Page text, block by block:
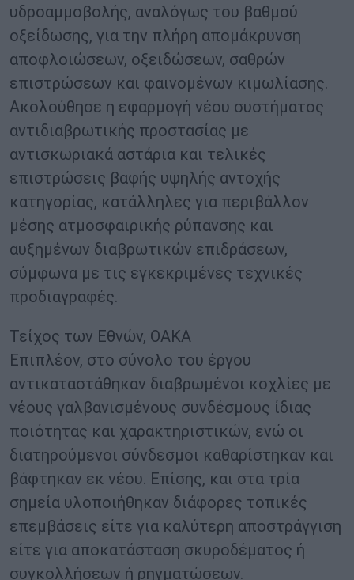
υδροαμμοβολής, αναλόγως του βαθμού
οξείδωσης, για την πλήρη απομάκρυνση
αποφλοιώσεων, οξειδώσεων, σαθρών
επιστρώσεων και φαινομένων κιμωλίασης.
Ακολούθησε η εφαρμογή νέου συστήματος
αντιδιαβρωτικής προστασίας με
αντισκωριακά αστάρια και τελικές
επιστρώσεις βαφής υψηλής αντοχής
κατηγορίας, κατάλληλες για περιβάλλον
μέσης ατμοσφαιρικής ρύπανσης και
αυξημένων διαβρωτικών επιδράσεων,
σύμφωνα με τις εγκεκριμένες τεχνικές
προδιαγραφές.
Τείχος των Εθνών, ΟΑΚΑ
Επιπλέον, στο σύνολο του έργου
αντικαταστάθηκαν διαβρωμένοι κοχλίες με
νέους γαλβανισμένους συνδέσμους ίδιας
ποιότητας και χαρακτηριστικών, ενώ οι
διατηρούμενοι σύνδεσμοι καθαρίστηκαν και
βάφτηκαν εκ νέου. Επίσης, και στα τρία
σημεία υλοποιήθηκαν διάφορες τοπικές
επεμβάσεις είτε για καλύτερη αποστράγγιση
είτε για αποκατάσταση σκυροδέματος ή
συγκολλήσεων ή ρηγματώσεων.